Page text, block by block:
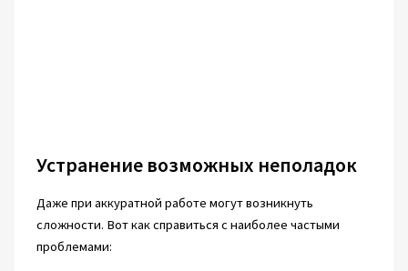
Устранение возможных неполадок
Даже при аккуратной работе могут возникнуть
сложности. Вот как справиться с наиболее частыми
проблемами: